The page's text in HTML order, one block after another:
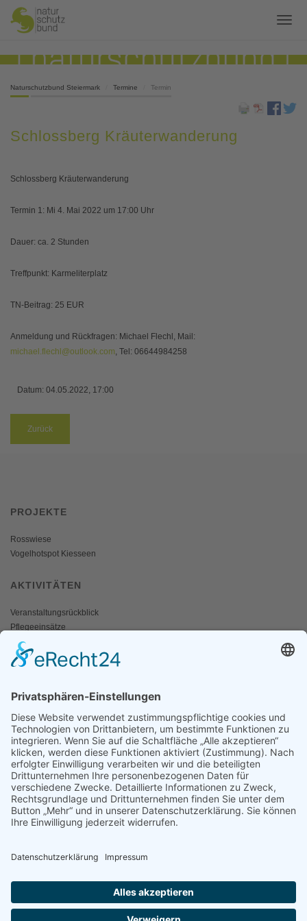
Naturschutzbund Steiermark Termine Termin
Schlossberg Kräuterwanderung
Schlossberg Kräuterwanderung
Termin 1: Mi 4. Mai 2022 um 17:00 Uhr
Dauer: ca. 2 Stunden
Treffpunkt: Karmeliterplatz
TN-Beitrag: 25 EUR
Anmeldung und Rückfragen: Michael Flechl, Mail:
michael.flechl@outlook.com, Tel: 06644984258
Datum: 04.05.2022, 17:00
Zurück
PROJEKTE
Rosswiese
Vogelhotspot Kiesseen
AKTIVITÄTEN
Veranstaltungsrückblick
Pflegeeinsätze
AKTIV WERDEN
Mitgliedschaft
Spenden
SERVICE
Shop
Naturschutzbrief
News
Presse
Landesgruppenteam